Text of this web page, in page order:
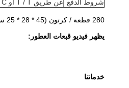
شروط الدفع عن طريق T / T أو L / C أو Paypal أو نقدًا في الأفق
280 قطعة / كرتون (45 * 28 * 25 سم) مع طبقة واقية وكيس مقابل واحدًا تلو الآخر
يظهر فيديو قبعات العطور:
خدماتنا